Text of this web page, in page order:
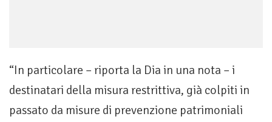
“In particolare – riporta la Dia in una nota – i
destinatari della misura restrittiva, già colpiti in
passato da misure di prevenzione patrimoniali